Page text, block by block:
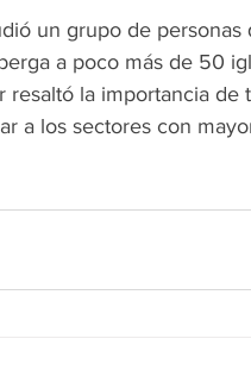
un grupo de
a poco más de 50
resaltó la importancia
a los sectores con